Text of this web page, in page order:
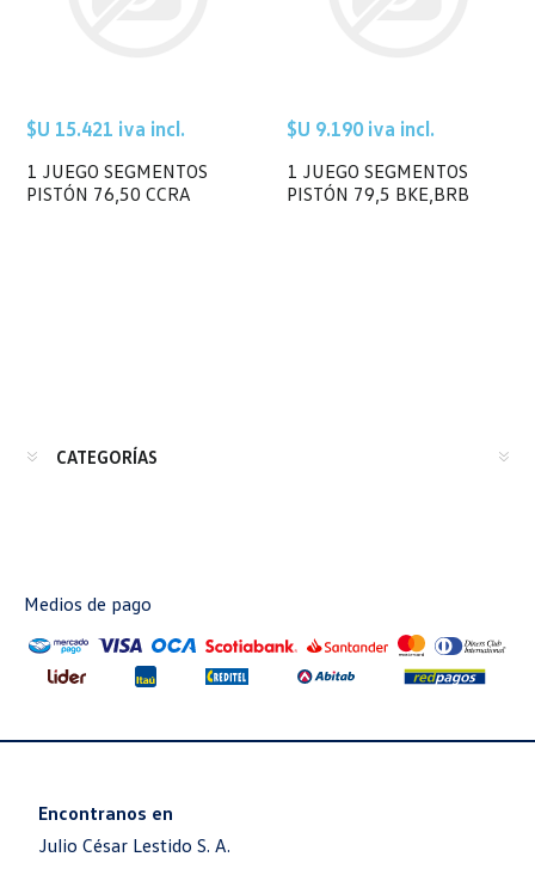
$U 15.421 iva incl.
1 JUEGO SEGMENTOS
PISTÓN 76,50 CCRA
$U 9.190 iva incl.
1 JUEGO SEGMENTOS
PISTÓN 79,5 BKE,BRB